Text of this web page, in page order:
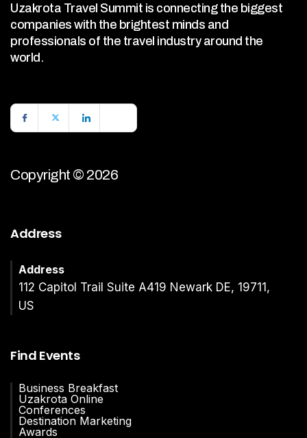
Uzakrota Travel Summit is connecting the biggest
companies with the brightest minds and
professionals of the travel industry around the
world.
Copyright © 2026
Address
Address
112 Capitol Trail Suite A419 Newark DE, 19711,
US
Find Events
Business Breakfast
Uzakrota Online
Conferences
Destination Marketing
Awards